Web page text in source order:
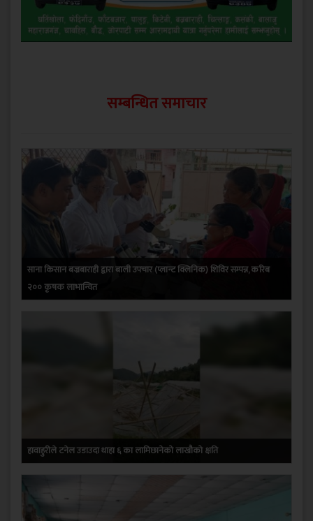
सम्बन्धित समाचार
साना किसान बज्रबाराही द्वारा बाली उपचार (प्लान्ट क्लिनिक) शिविर सम्पन्न, करिब
२०० कृषक लाभान्वित
हावाहुरीले टनेल उडाउदा थाहा ६ का लामिछानेको लाखौको क्षति